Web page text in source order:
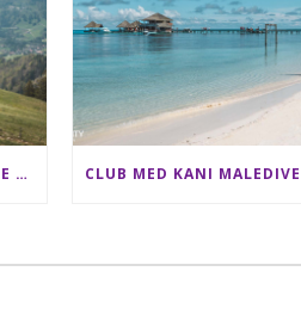
FRIBOURG: 7 TOLLE AUSFLÜGE FÜR FAMILIEN VON CHARMEY BIS LES PACCOTS